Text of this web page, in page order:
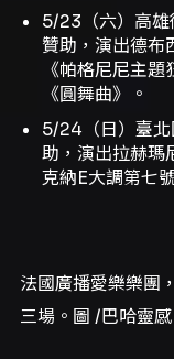
5/23（六）高雄
贊助，演出德布
《帕格尼尼主
《圓舞曲》。
5/24（日）臺北
助，演出拉赫瑪
克納E大調第七
法國廣播愛樂樂團
三場。圖 /巴哈靈感